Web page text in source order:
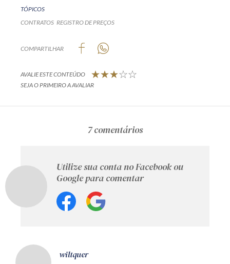
TÓPICOS
CONTRATOS REGISTRO DE PREÇOS
COMPARTILHAR
AVALIE ESTE CONTEÚDO
SEJA O PRIMEIRO A AVALIAR
7 comentários
Utilize sua conta no Facebook ou
Google para comentar
wiltquer